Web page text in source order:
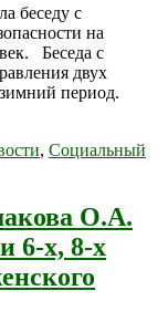
беседу с
на
Беседа с
двух
период.
, Социальный
О.А.
6-х, 8-х